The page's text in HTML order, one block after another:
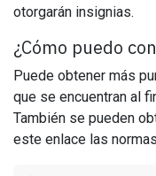
otorgarán insignias.
¿Cómo puedo
Puede obtener más
que se encuentran al
También se pueden
este enlace las